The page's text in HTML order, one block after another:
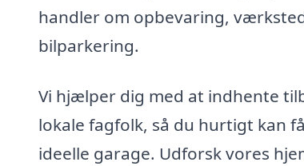
handler om opbevaring,
bilparkering.
Vi hjælper dig med at indhente
lokale fagfolk, så du hurtigt kan
ideelle garage. Udforsk vores